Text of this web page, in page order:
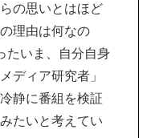
の思いとはほど
理由は何なの
たいま、自分自身
ディア研究者」
静に番組を検証
たいと考えてい